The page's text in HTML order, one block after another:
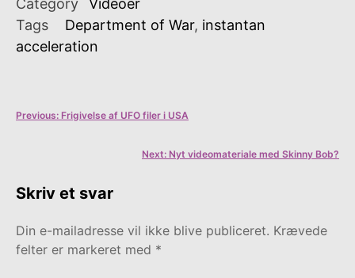
Tags
Department of War, instantan
acceleration
Indlægsnavigation
Previous: Frigivelse af UFO filer i USA
Next: Nyt videomateriale med Skinny Bob?
Skriv et svar
Din e-mailadresse vil ikke blive publiceret. Krævede
felter er markeret med *